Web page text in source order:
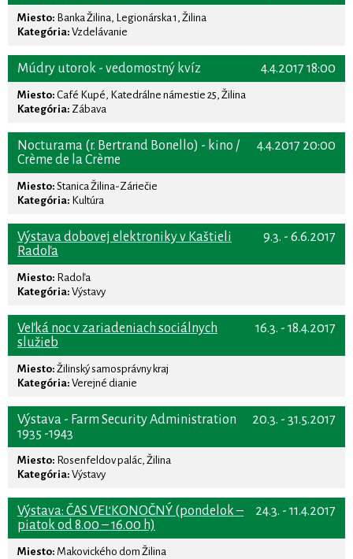
Miesto: Banka Žilina, Legionárska 1, Žilina
Kategória: Vzdelávanie
4.4.2017 18:00
Múdry utorok - vedomostný kvíz
Miesto: Café Kupé, Katedrálne námestie 25, Žilina
Kategória: Zábava
4.4.2017 20:00
Nocturama (r. Bertrand Bonello) - kino /
Crème de la Crème
Miesto: Stanica Žilina-Záriečie
Kategória: Kultúra
9.3. - 6.6.2017
Výstava dobovej elektroniky v Kaštieli
Radoľa
Miesto: Radoľa
Kategória: Výstavy
16.3. - 18.4.2017
Veľká noc v zariadeniach sociálnych
služieb
Miesto: Žilinský samosprávny kraj
Kategória: Verejné dianie
20.3. - 31.5.2017
Výstava - Farm Security Administration
1935 -1943
Miesto: Rosenfeldov palác, Žilina
Kategória: Výstavy
24.3. - 11.4.2017
Výstava: ČAS VEĽKONOČNÝ (pondelok –
piatok od 8.00 – 16.00 h)
Miesto: Makovického dom Žilina